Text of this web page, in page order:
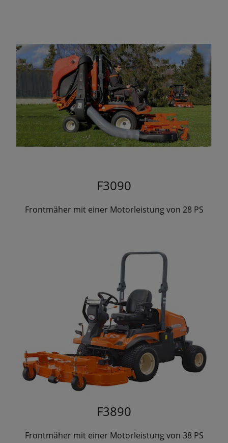
F3090
Frontmäher mit einer Motorleistung von 28 PS
F3890
Frontmäher mit einer Motorleistung von 38 PS